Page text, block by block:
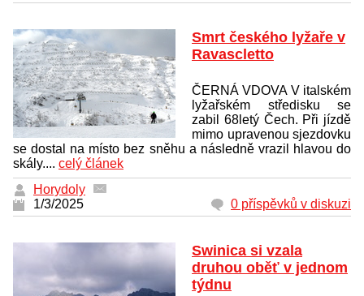
Smrt českého lyžaře v
Ravascletto
ČERNÁ VDOVA V italském
lyžařském středisku se
zabil 68letý Čech. Při jízdě
mimo upravenou sjezdovku
se dostal na místo bez sněhu a následně vrazil hlavou do
skály.... celý článek
Horydoly
1/3/2025
0 příspěvků v diskuzi
Swinica si vzala
druhou oběť v jednom
týdnu